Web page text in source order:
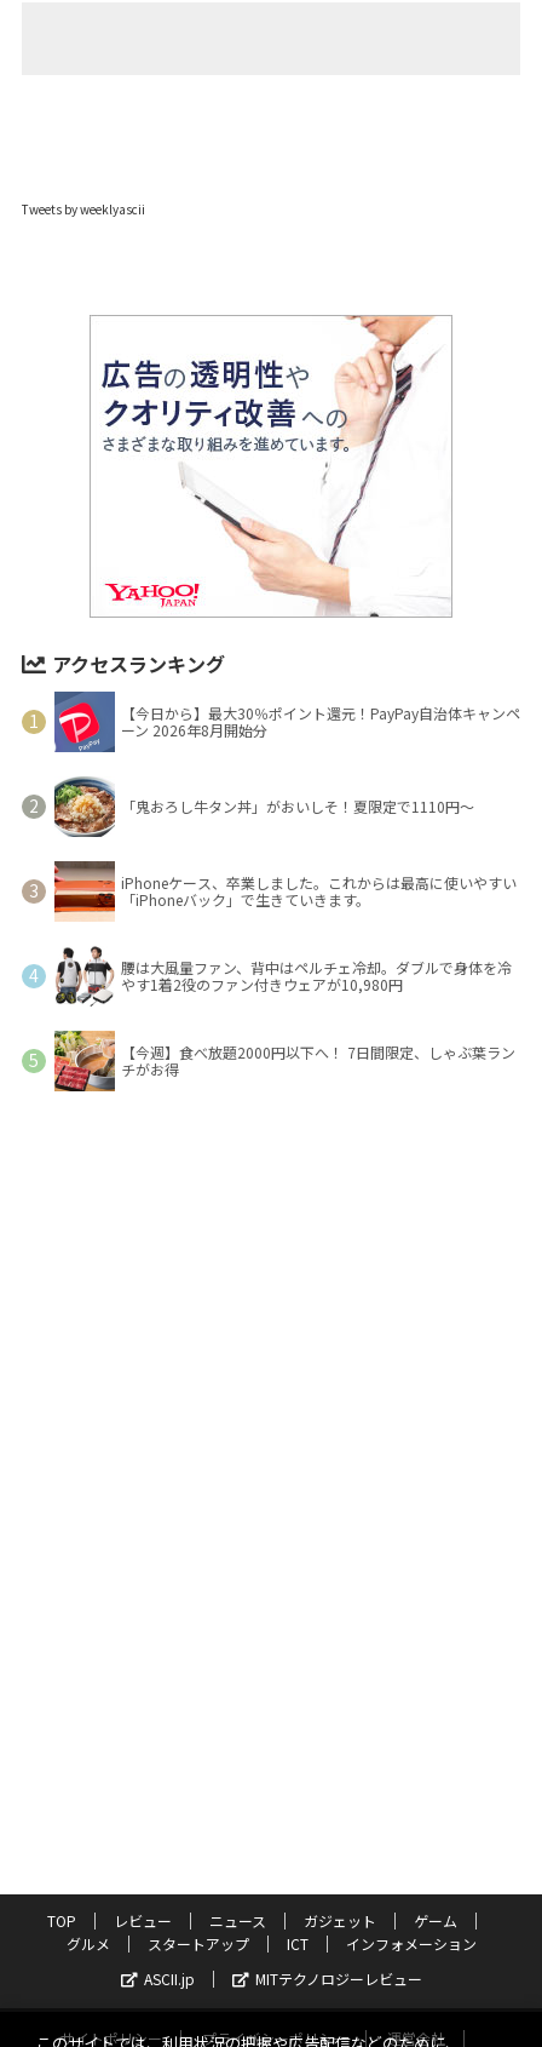
Tweets by weeklyascii
アクセスランキング
【今日から】最大30％ポイント還元！PayPay自治体キャンペ
ーン 2026年8月開始分
「鬼おろし牛タン丼」がおいしそ！夏限定で1110円～
iPhoneケース、卒業しました。これからは最高に使いやすい
「iPhoneバック」で生きていきます。
腰は大風量ファン、背中はペルチェ冷却。ダブルで身体を冷
やす1着2役のファン付きウェアが10,980円
【今週】食べ放題2000円以下へ！ 7日間限定、しゃぶ葉ラン
チがお得
TOP レビュー ニュース ガジェット
ゲーム
グルメ
スタートアップ ICT
インフォメーション
ASCII.jp
MITテクノロジーレビュー
サイトポリシー プライバシーポリシー 運営会社